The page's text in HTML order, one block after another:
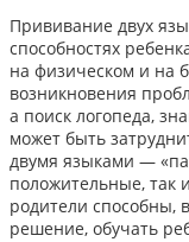
Прививание двух
способностях
на физическом и на
возникновения
а поиск логопеда,
может быть
двумя языками —
положительные, так
родители способны,
решение, обучать